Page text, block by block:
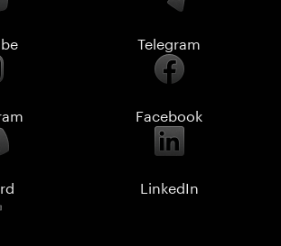
Telegram
Facebook
LinkedIn